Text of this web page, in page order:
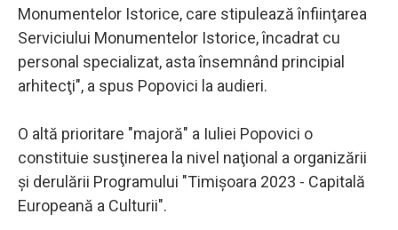
Monumentelor Istorice, care stipulează înfiinţarea
Serviciului Monumentelor Istorice, încadrat cu
personal specializat, asta însemnând principial
arhitecţi", a spus Popovici la audieri.
O altă prioritare "majoră" a Iuliei Popovici o
constituie susţinerea la nivel naţional a organizării
şi derulării Programului "Timişoara 2023 - Capitală
Europeană a Culturii".